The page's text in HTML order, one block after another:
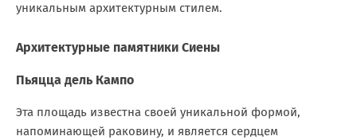
уникальным архитектурным стилем.
Архитектурные памятники Сиены
Пьяцца дель Кампо
Эта площадь известна своей уникальной формой,
напоминающей раковину, и является сердцем